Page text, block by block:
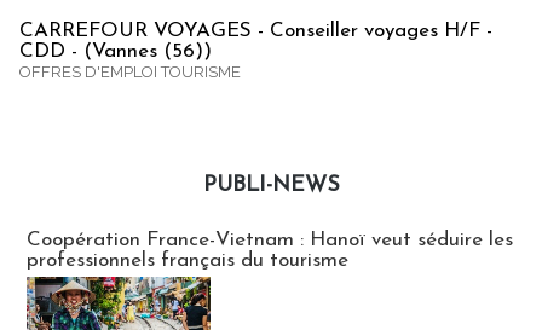
CARREFOUR VOYAGES - Conseiller voyages H/F -
CDD - (Vannes (56))
OFFRES D'EMPLOI TOURISME
PUBLI-NEWS
Coopération France-Vietnam : Hanoï veut séduire les
professionnels français du tourisme